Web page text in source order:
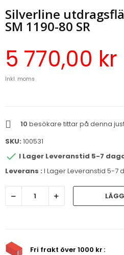
Silverline
SM 1190-80 SR
5 770,00 kr
Inkl. moms
10 besökare tittar på denna
SKU: 100531
 I Lager Leveranstid 5-7
Leverans : I Lager Leveranstid 5-7
Fri frakt över 1000 kr